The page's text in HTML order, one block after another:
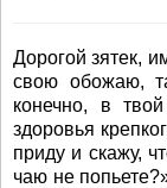
Дорогой зятек,
свою обожаю,
конечно, в
здоровья
приду и скажу,
чаю не